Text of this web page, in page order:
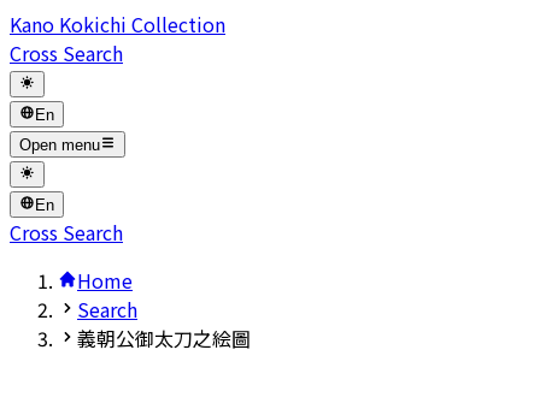
Kano Kokichi Collection
Cross Search
En
Open menu
En
Cross Search
Home
Search
義朝公御太刀之絵圖